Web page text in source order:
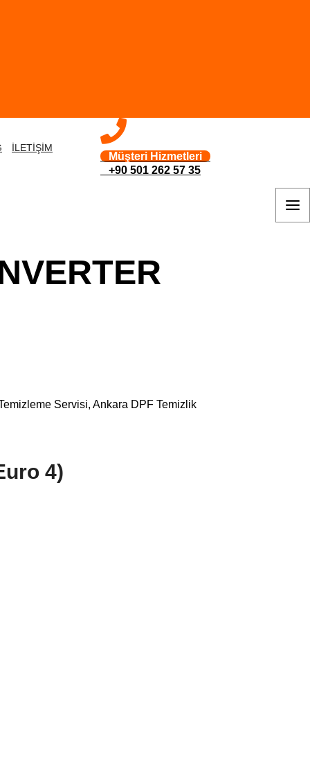
İLETİŞİM
Müşteri Hizmetleri
+90 501 262 57 35
Servisi, Ankara DPF Temizlik
4)